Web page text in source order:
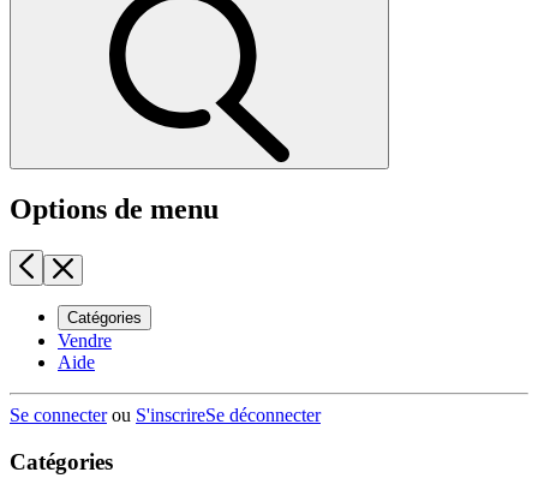
Options de menu
Catégories
Vendre
Aide
Se connecterou S'inscrireSe déconnecter
Catégories